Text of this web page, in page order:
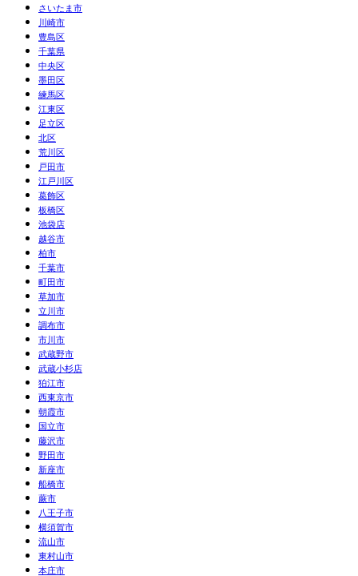
さいたま市
川崎市
豊島区
千葉県
中央区
墨田区
練馬区
江東区
足立区
北区
荒川区
戸田市
江戸川区
葛飾区
板橋区
池袋店
越谷市
柏市
千葉市
町田市
草加市
立川市
調布市
市川市
武蔵野市
武蔵小杉店
狛江市
西東京市
朝霞市
国立市
藤沢市
野田市
新座市
船橋市
蕨市
八王子市
横須賀市
流山市
東村山市
本庄市